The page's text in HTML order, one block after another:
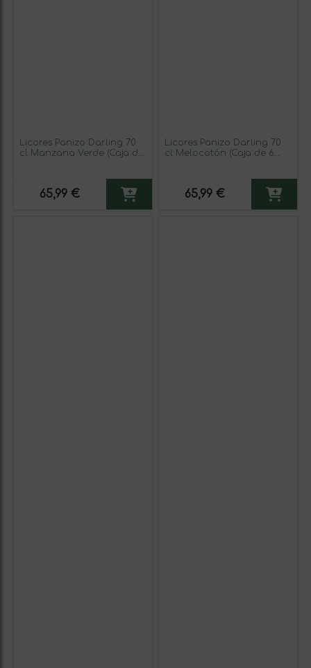
Licores Panizo Darling 70
cl Manzana Verde (Caja de
65,99 €
Licores Panizo Darling 70
cl Melocotón (Caja de 6
65,99 €